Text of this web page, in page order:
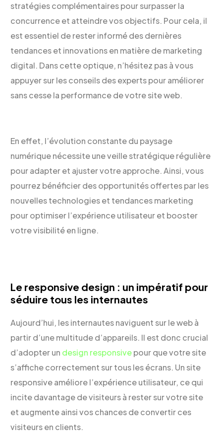
stratégies complémentaires pour surpasser la
concurrence et atteindre vos objectifs. Pour cela, il
est essentiel de rester informé des dernières
tendances et innovations en matière de marketing
digital. Dans cette optique, n’hésitez pas à vous
appuyer sur les conseils des experts pour améliorer
sans cesse la performance de votre site web.
En effet, l’évolution constante du paysage
numérique nécessite une veille stratégique régulière
pour adapter et ajuster votre approche. Ainsi, vous
pourrez bénéficier des opportunités offertes par les
nouvelles technologies et tendances marketing
pour optimiser l’expérience utilisateur et booster
votre visibilité en ligne.
Le responsive design : un impératif pour
séduire tous les internautes
Aujourd’hui, les internautes naviguent sur le web à
partir d’une multitude d’appareils. Il est donc crucial
d’adopter un design responsivepour que votre site
s’affiche correctement sur tous les écrans. Un site
responsive améliore l’expérience utilisateur, ce qui
incite davantage de visiteurs à rester sur votre site
et augmente ainsi vos chances de convertir ces
visiteurs en clients.